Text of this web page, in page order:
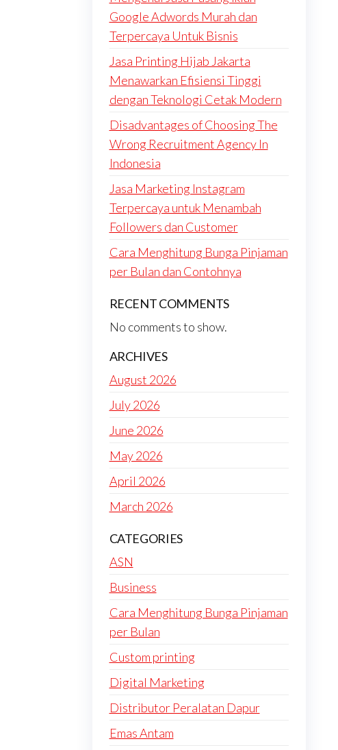
Google Adwords Murah dan
Terpercaya Untuk Bisnis
Jasa Printing Hijab Jakarta
Menawarkan Efisiensi Tinggi
dengan Teknologi Cetak Modern
Disadvantages of Choosing The
Wrong Recruitment Agency In
Indonesia
Jasa Marketing Instagram
Terpercaya untuk Menambah
Followers dan Customer
Cara Menghitung Bunga Pinjaman
per Bulan dan Contohnya
RECENT COMMENTS
No comments to show.
ARCHIVES
August 2026
July 2026
June 2026
May 2026
April 2026
March 2026
CATEGORIES
ASN
Business
Cara Menghitung Bunga Pinjaman
per Bulan
Custom printing
Digital Marketing
Distributor Peralatan Dapur
Emas Antam